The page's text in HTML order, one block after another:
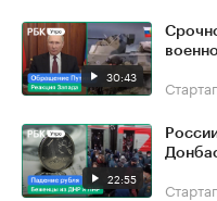
30:43
22:55